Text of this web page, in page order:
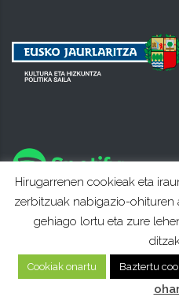
Hirugarrenen cookieak eta
zerbitzuak nabigazio-ohituren
gehiago lortu eta zure
Cookiak onartu Baztertu